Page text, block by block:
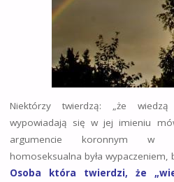
Niektórzy twierdzą: „że
wypowiadają się w jej imieniu
argumencie koronnym w
homoseksualna była wypaczeniem,
Osoba która twierdzi,
że